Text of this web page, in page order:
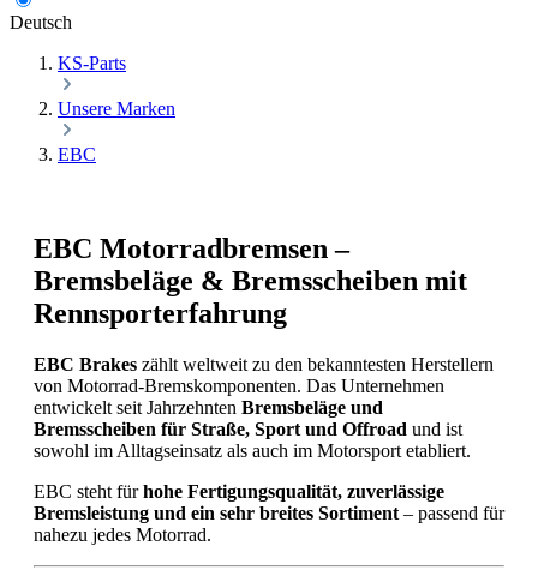
Deutsch
KS-Parts
Unsere Marken
EBC
EBC Motorradbremsen –
Bremsbeläge & Bremsscheiben mit
Rennsporterfahrung
EBC Brakes zählt weltweit zu den bekanntesten Herstellern
von Motorrad-Bremskomponenten. Das Unternehmen
entwickelt seit Jahrzehnten Bremsbeläge und
Bremsscheiben für Straße, Sport und Offroad und ist
sowohl im Alltagseinsatz als auch im Motorsport etabliert.
EBC steht fürhohe Fertigungsqualität, zuverlässige
Bremsleistung und ein sehr breites Sortiment – passend für
nahezu jedes Motorrad.